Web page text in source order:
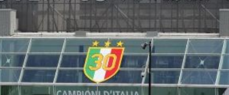
qualificazione e mettendosi alle
spalle le brutte prestazioni del
campionato. Dopo un primo tempo
di sofferenza gli uomini di Allegri
hanno saputo reagire al gol
fortunoso (e non molto regolare)
segnato dagli inglesi e a portare a
casa il bottino intero.
Nonostante il gol fortunoso del
Chievo, la sensazione netta è che
la matassa sia molto, molto lunga
e difficile da sbrogliare.